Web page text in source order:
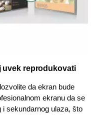
uvek reprodukovati
da ekran bude
ekranu da se
sekundarnog ulaza, što